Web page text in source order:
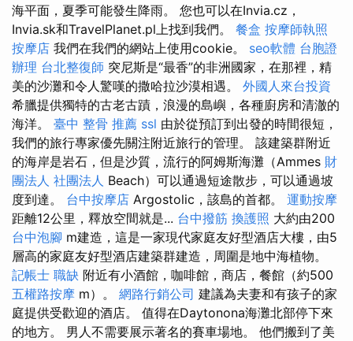
海平面，夏季可能發生降雨。 您也可以在Invia.cz，
Invia.sk和TravelPlanet.pl上找到我們。 餐盒 按摩師執照
按摩店 我們在我們的網站上使用cookie。 seo軟體 台胞證
辦理 台北整復師 突尼斯是“最香”的非洲國家，在那裡，精
美的沙灘和令人驚嘆的撒哈拉沙漠相遇。 外國人來台投資
希臘提供獨特的古老古蹟，浪漫的島嶼，各種廚房和清澈的
海洋。 臺中 整骨 推薦 ssl 由於從預訂到出發的時間很短，
我們的旅行專家優先關注附近旅行的管理。 該建築群附近
的海岸是岩石，但是沙質，流行的阿姆斯海灘（Ammes 財
團法人 社團法人 Beach）可以通過短途散步，可以通過坡
度到達。 台中按摩店 Argostolic，該島的首都。 運動按摩
距離12公里，釋放空間就是... 台中撥筋 換護照 大約由200
台中泡腳 m建造，這是一家現代家庭友好型酒店大樓，由5
層高的家庭友好型酒店建築群建造，周圍是地中海植物。
記帳士 職缺 附近有小酒館，咖啡館，商店，餐館（約500
五權路按摩 m）。 網路行銷公司 建議為夫妻和有孩子的家
庭提供受歡迎的酒店。 值得在Daytonona海灘北部停下來
的地方。 男人不需要展示著名的賽車場地。 他們搬到了美